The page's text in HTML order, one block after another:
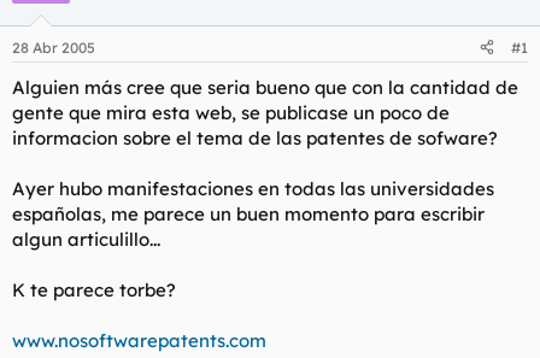
a
d
o
r
d
e
l
e
m
a
i
n
i
c
i
28 Abr 2005 #1
Alguien más cree que seria bueno que con la cantidad de
gente que mira esta web, se publicase un poco de
informacion sobre el tema de las patentes de sofware?
Ayer hubo manifestaciones en todas las universidades
españolas, me parece un buen momento para escribir
algun articulillo...
K te parece torbe?
www.nosoftwarepatents.com